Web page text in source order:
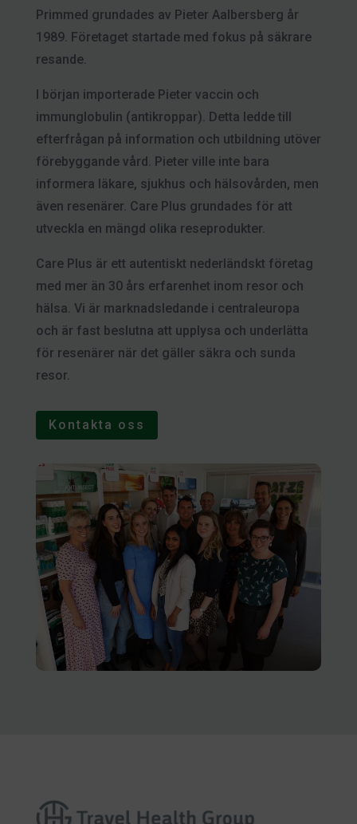
Primmed grundades av Pieter Aalbersberg år
1989. Företaget startade med fokus på säkrare
resande.
I början importerade Pieter vaccin och
immunglobulin (antikroppar). Detta ledde till
efterfrågan på information och utbildning utöver
förebyggande vård. Pieter ville inte bara
informera läkare, sjukhus och hälsovården, men
även resenärer. Care Plus grundades för att
utveckla en mängd olika reseprodukter.
Care Plus är ett autentiskt nederländskt företag
med mer än 30 års erfarenhet inom resor och
hälsa. Vi är marknadsledande i centraleuropa
och är fast beslutna att upplysa och underlätta
för resenärer när det gäller säkra och sunda
resor.
Kontakta oss